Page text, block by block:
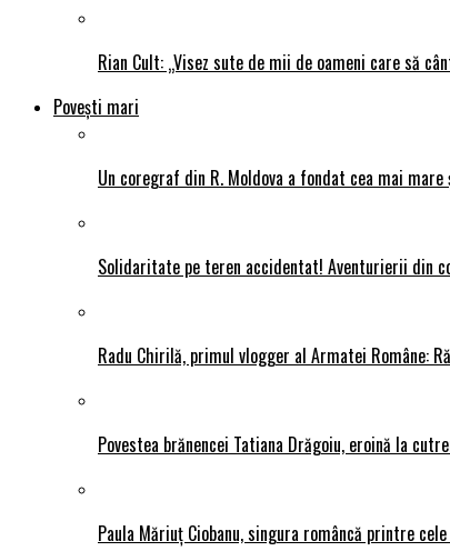
Rian Cult: „Visez sute de mii de oameni care să
Povești mari
Un coregraf din R. Moldova a fondat cea mai
Solidaritate pe teren accidentat! Aventurierii din
Radu Chirilă, primul vlogger al Armatei Române:
Povestea brănencei Tatiana Drăgoiu, eroină la
Paula Măriuț Ciobanu, singura româncă printre